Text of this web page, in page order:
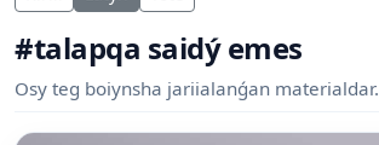
#talapqa saidý emes
Osy teg boiynsha jariialanǵan materialdar.